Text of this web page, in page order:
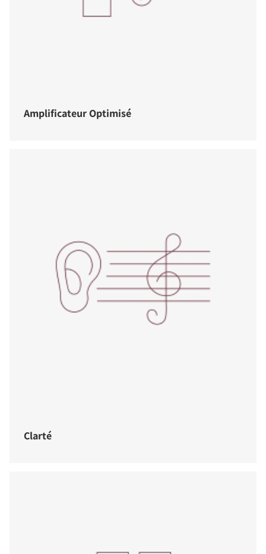
Amplificateur Optimisé
Clarté